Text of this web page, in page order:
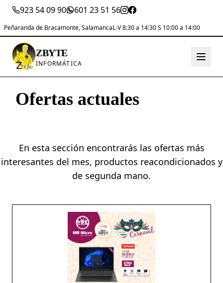
923 54 09 90 601 23 51 56
Peñaranda de Bracamonte, SalamancaL-V 8:30 a 14:30 S 10:00 a 14:00
ZBYTE
INFORMÁTICA
Ofertas actuales
En esta sección encontrarás las ofertas más
interesantes del mes, productos reacondicionados y
de segunda mano.